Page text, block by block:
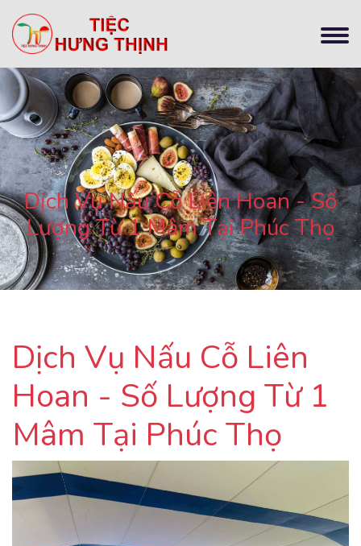
Dịch Vụ Nấu Cỗ Liên Hoan - Số
Lượng Từ 1 Mâm Tại Phúc Thọ
Dịch Vụ Nấu Cỗ Liên
Hoan - Số Lượng Từ 1
Mâm Tại Phúc Thọ